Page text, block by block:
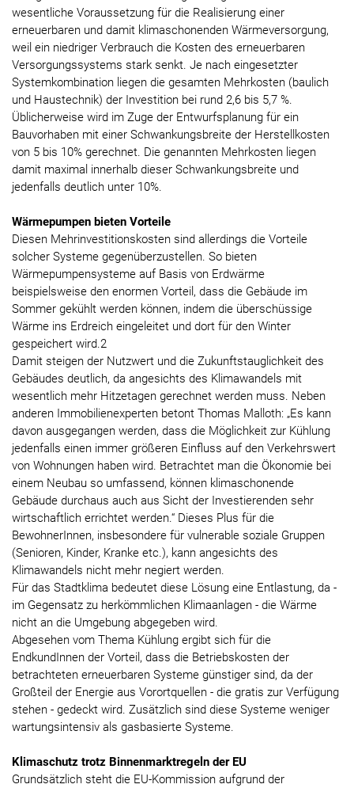
wesentliche Voraussetzung für die Realisierung einer
erneuerbaren und damit klimaschonenden Wärmeversorgung,
weil ein niedriger Verbrauch die Kosten des erneuerbaren
Versorgungssystems stark senkt. Je nach eingesetzter
Systemkombination liegen die gesamten Mehrkosten (baulich
und Haustechnik) der Investition bei rund 2,6 bis 5,7 %.
Üblicherweise wird im Zuge der Entwurfsplanung für ein
Bauvorhaben mit einer Schwankungsbreite der Herstellkosten
von 5 bis 10% gerechnet. Die genannten Mehrkosten liegen
damit maximal innerhalb dieser Schwankungsbreite und
jedenfalls deutlich unter 10%.
Wärmepumpen bieten Vorteile
Diesen Mehrinvestitionskosten sind allerdings die Vorteile
solcher Systeme gegenüberzustellen. So bieten
Wärmepumpensysteme auf Basis von Erdwärme
beispielsweise den enormen Vorteil, dass die Gebäude im
Sommer gekühlt werden können, indem die überschüssige
Wärme ins Erdreich eingeleitet und dort für den Winter
gespeichert wird.2
Damit steigen der Nutzwert und die Zukunftstauglichkeit des
Gebäudes deutlich, da angesichts des Klimawandels mit
wesentlich mehr Hitzetagen gerechnet werden muss. Neben
anderen Immobilienexperten betont Thomas Malloth: „Es kann
davon ausgegangen werden, dass die Möglichkeit zur Kühlung
jedenfalls einen immer größeren Einfluss auf den Verkehrswert
von Wohnungen haben wird. Betrachtet man die Ökonomie bei
einem Neubau so umfassend, können klimaschonende
Gebäude durchaus auch aus Sicht der Investierenden sehr
wirtschaftlich errichtet werden.“ Dieses Plus für die
BewohnerInnen, insbesondere für vulnerable soziale Gruppen
(Senioren, Kinder, Kranke etc.), kann angesichts des
Klimawandels nicht mehr negiert werden.
Für das Stadtklima bedeutet diese Lösung eine Entlastung, da -
im Gegensatz zu herkömmlichen Klimaanlagen - die Wärme
nicht an die Umgebung abgegeben wird.
Abgesehen vom Thema Kühlung ergibt sich für die
EndkundInnen der Vorteil, dass die Betriebskosten der
betrachteten erneuerbaren Systeme günstiger sind, da der
Großteil der Energie aus Vorortquellen - die gratis zur Verfügung
stehen - gedeckt wird. Zusätzlich sind diese Systeme weniger
wartungsintensiv als gasbasierte Systeme.
Klimaschutz trotz Binnenmarktregeln der EU
Grundsätzlich steht die EU-Kommission aufgrund der